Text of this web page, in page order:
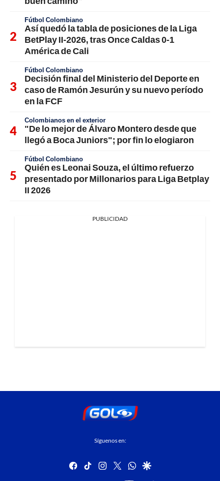
Fútbol Colombiano
Así quedó la tabla de posiciones de la Liga
BetPlay II-2026, tras Once Caldas 0-1
América de Cali
Fútbol Colombiano
Decisión final del Ministerio del Deporte en
caso de Ramón Jesurún y su nuevo período
en la FCF
Colombianos en el exterior
"De lo mejor de Álvaro Montero desde que
llegó a Boca Juniors"; por fin lo elogiaron
Fútbol Colombiano
Quién es Leonai Souza, el último refuerzo
presentado por Millonarios para Liga Betplay
II 2026
PUBLICIDAD
Síguenos en:
facebook
tiktok instagram
twitterwhatsapp
google